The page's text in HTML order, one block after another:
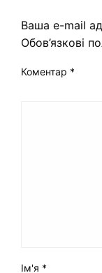
Ваша e-mail
Обов’язкові
Коментар *
Ім'я *